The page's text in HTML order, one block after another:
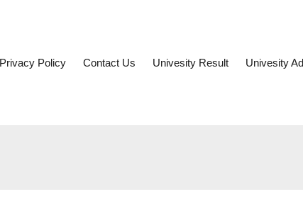
Privacy Policy Contact Us Univesity Result Univesity